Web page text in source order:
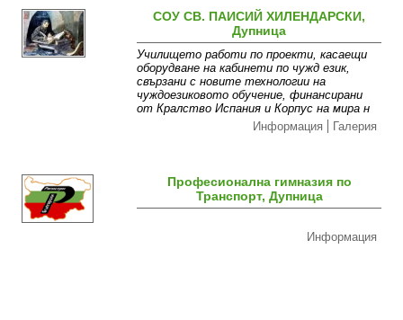
СОУ СВ. ПАИСИЙ ХИЛЕНДАРСКИ,
Дупница
Училището работи по проекти, касаещи
оборудване на кабинети по чужд език,
свързани с новите технологии на
чуждоезиковото обучение, финансирани
от Кралство Испания и Корпус на мира н
Информация
Галерия
Професионална гимназия по
Транспорт, Дупница
Информация